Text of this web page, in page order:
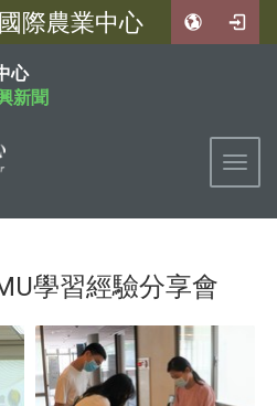
際農業中心
心
新聞
學習經驗分享會